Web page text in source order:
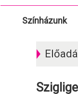
Színházunk